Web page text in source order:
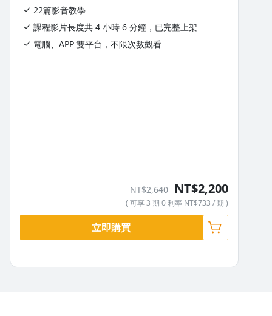
22篇影音教學
課程影片長度共 4 小時 6 分鐘，已完整上架
電腦、APP 雙平台，不限次數觀看
NT$2,640 NT$2,200
( 可享 3 期 0 利率 NT$733 / 期 )
立即購買